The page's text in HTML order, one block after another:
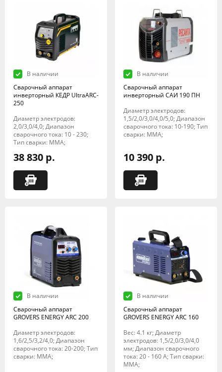
В наличии
Сварочный аппарат
инверторный КЕДР UltraARC-
250
Диаметр электродов:
2,0/3,0/4,0; Диапазон
сварочного тока: 10 - 230;
Тип сварки: MMA;
38 830 р.
В наличии
Сварочный аппарат
инверторный САИ 190 ПН
Диаметр электродов:
1,5/2,0/3,0/4,0/5,0; Диапазон
сварочного тока: 10-190; Тип
сварки: MMA;
10 390 р.
В наличии
Сварочный аппарат
GROVERS ENERGY ARC 200
Диаметр электродов:
1,6/2,5/3,2/4,0; Диапазон
сварочного тока: 20-200; Тип
сварки: MMA;
В наличии
Сварочный аппарат
GROVERS ENERGY ARC 160
Вес: 4.1 кг; Диаметр
электродов: 1,5/2,0/3,0/4,0
мм; Диапазон сварочного
тока: 20 - 160 А; Тип сварки:
MMA;